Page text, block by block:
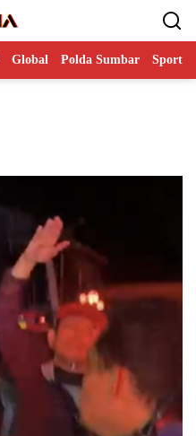
Global Polda Sumbar Sports